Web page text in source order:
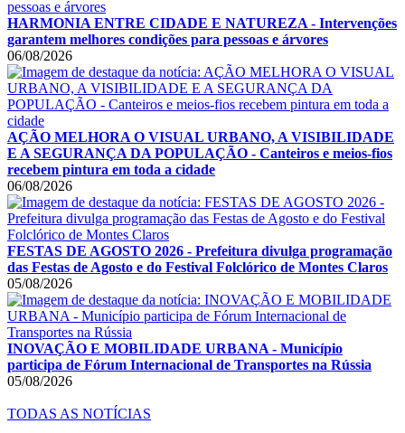
HARMONIA ENTRE CIDADE E NATUREZA - Intervenções
garantem melhores condições para pessoas e árvores
06/08/2026
AÇÃO MELHORA O VISUAL URBANO, A VISIBILIDADE
E A SEGURANÇA DA POPULAÇÃO - Canteiros e meios-fios
recebem pintura em toda a cidade
06/08/2026
FESTAS DE AGOSTO 2026 - Prefeitura divulga programação
das Festas de Agosto e do Festival Folclórico de Montes Claros
05/08/2026
INOVAÇÃO E MOBILIDADE URBANA - Município
participa de Fórum Internacional de Transportes na Rússia
05/08/2026
TODAS AS NOTÍCIAS